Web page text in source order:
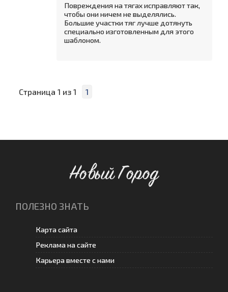
Повреждения на тягах исправляют так,
чтобы они ничем не выделялись.
Большие участки тяг лучше дотянуть
специально изготовленным для этого
шаблоном.
Страница 1 из 1 1
Новый Город
ПОЛЕЗНО ЗНАТЬ
Карта сайта
Реклама на сайте
Карьера вместе с нами